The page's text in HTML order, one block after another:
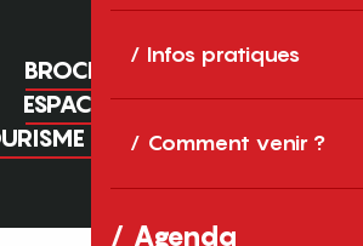
Infos pratiques
Comment venir ?
Agenda
BROCHURES
ESPACE PRO
D'AFFAIRES